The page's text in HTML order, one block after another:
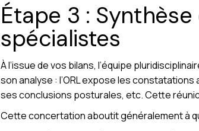
Étape 3 :
spécialistes
À l’issue de vos bilans, l’équipe
son analyse : l’ORL expose les
ses conclusions posturales, etc. Cette
Cette concertation aboutit généralement à